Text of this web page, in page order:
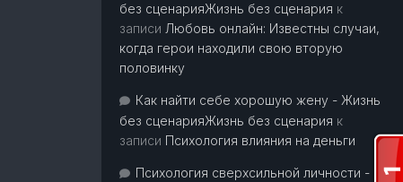
без сценарияЖизнь без сценария к
записи Любовь онлайн: Известны случаи,
когда герои находили свою вторую
половинку
Как найти себе хорошую жену - Жизнь
без сценарияЖизнь без сценария к
записи Психология влияния на деньги
Психология сверхсильной личности -